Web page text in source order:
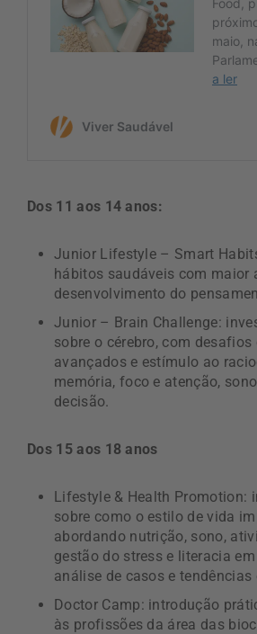
Dos 11 aos 14 anos:
Junior Lifestyle – Smart
hábitos saudáveis com maior
desenvolvimento do
Junior – Brain Challenge:
sobre o cérebro, com
avançados e estímulo ao
memória, foco e atenção,
decisão.
Dos 15 aos 18 anos
Lifestyle & Health Promotion:
sobre como o estilo de vida
abordando nutrição, sono,
gestão do stress e literacia
análise de casos e tendências
Doctor Camp: introdução
às profissões da área das